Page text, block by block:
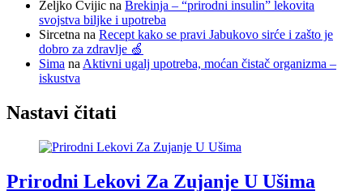
Zeljko Cvijic na Brekinja – “prirodni insulin” lekovita
svojstva biljke i upotreba
Sircetna na Recept kako se pravi Jabukovo sirće i zašto je
dobro za zdravlje 🍏
Sima na Aktivni ugalj upotreba, moćan čistač organizma –
iskustva
Nastavi čitati
Prirodni Lekovi Za Zujanje U Ušima